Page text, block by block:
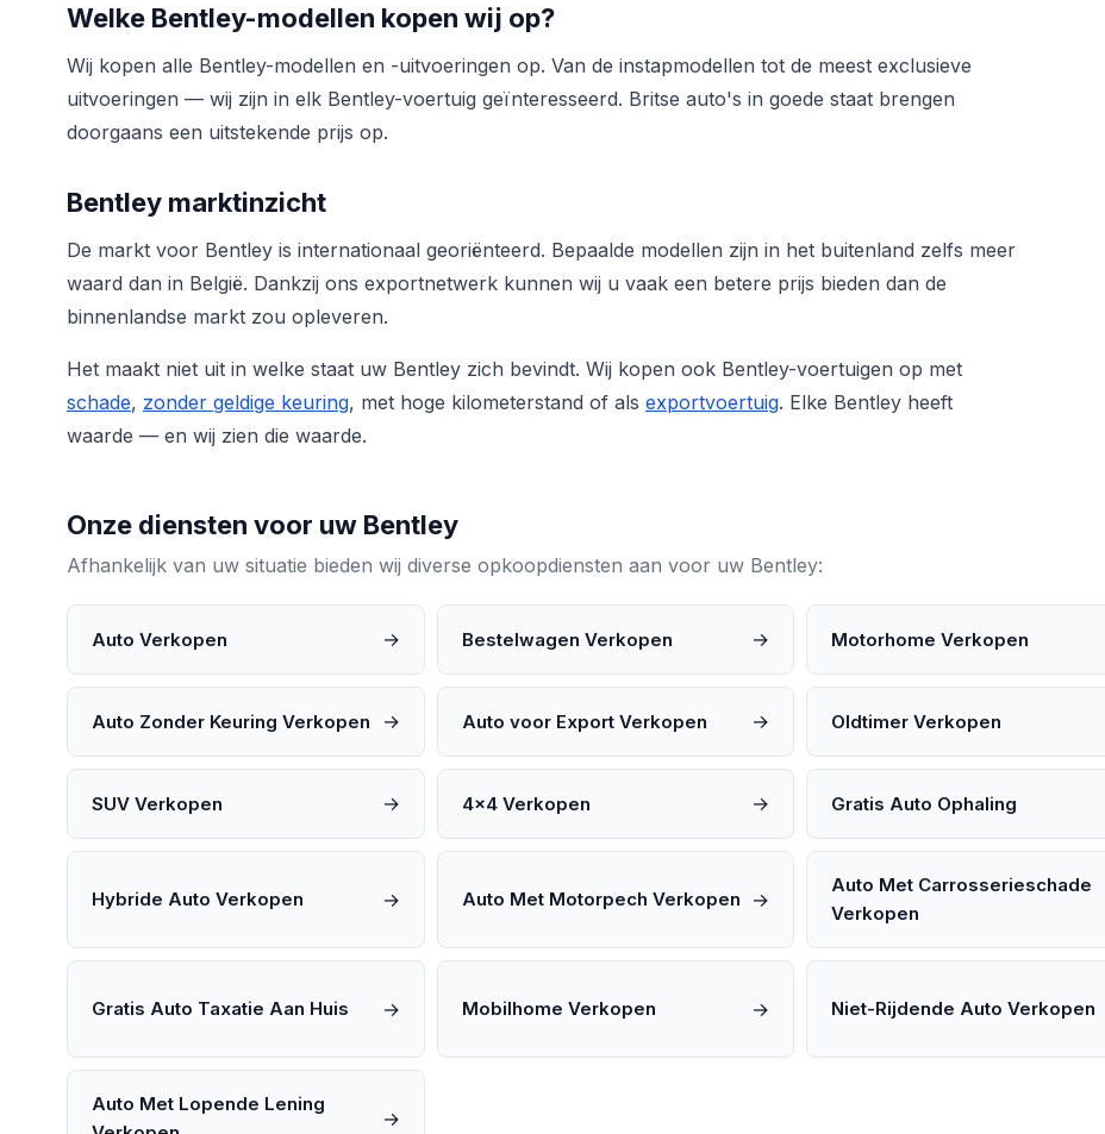
Welke Bentley-modellen kopen wij op?
Wij kopen alle Bentley-modellen en -uitvoeringen op. Van de instapmodellen tot de meest exclusieve
uitvoeringen — wij zijn in elk Bentley-voertuig geïnteresseerd. Britse auto's in goede staat brengen
doorgaans een uitstekende prijs op.
Bentley marktinzicht
De markt voor Bentley is internationaal georiënteerd. Bepaalde modellen zijn in het buitenland zelfs meer
waard dan in België. Dankzij ons exportnetwerk kunnen wij u vaak een betere prijs bieden dan de
binnenlandse markt zou opleveren.
Het maakt niet uit in welke staat uw Bentley zich bevindt. Wij kopen ook Bentley-voertuigen op met
schade, zonder geldige keuring, met hoge kilometerstand of als exportvoertuig. Elke Bentley heeft
waarde — en wij zien die waarde.
Onze diensten voor uw Bentley
Afhankelijk van uw situatie bieden wij diverse opkoopdiensten aan voor uw Bentley:
Auto Verkopen → Bestelwagen Verkopen → Motorhome Verkopen
Auto Zonder Keuring Verkopen → Auto voor Export Verkopen → Oldtimer Verkopen
SUV Verkopen → 4x4 Verkopen → Gratis Auto Ophaling
Hybride Auto Verkopen → Auto Met Motorpech Verkopen →
Auto Met Carrosserieschade
Verkopen
Gratis Auto Taxatie Aan Huis → Mobilhome Verkopen → Niet-Rijdende Auto Verkopen
Auto Met Lopende Lening
→